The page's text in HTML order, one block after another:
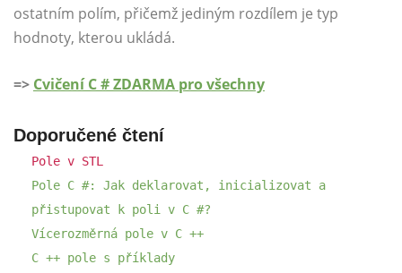
ostatním polím, přičemž jediným rozdílem je typ
hodnoty, kterou ukládá.
=> Cvičení C # ZDARMA pro všechny
Doporučené čtení
Pole v STL
Pole C #: Jak deklarovat, inicializovat a
přistupovat k poli v C #?
Vícerozměrná pole v C ++
C ++ pole s příklady